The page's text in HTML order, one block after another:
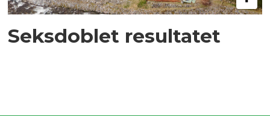
Seksdoblet resultatet